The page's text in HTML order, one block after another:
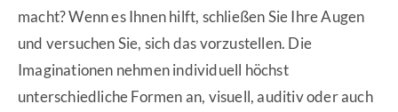
macht? Wenn es Ihnen hilft, schließen Sie Ihre Augen
und versuchen Sie, sich das vorzustellen. Die
Imaginationen nehmen individuell höchst
unterschiedliche Formen an, visuell, auditiv oder auch